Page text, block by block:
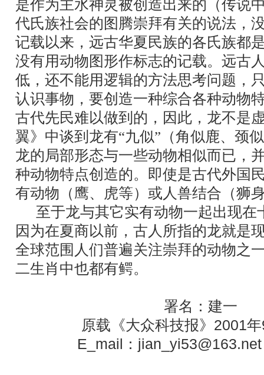
是作为主水神灵被创造出来的（传说
代氏族社会的图腾崇拜有关的说法，
记载以来，远古华夏民族的各氏族都
没有用动物图形作标志的记载。远古
低，还不能用逻辑的方法思考问题，
认识事物，要创造一种综合各种动物
古代先民难以做到的，因此，龙不是
翼》中谈到龙有“九似”（角似鹿、颈
龙的局部形态与一些动物相似而已，
种动物特点创造的。即使是古代外国
有动物（鹰、虎等）或人兽结合（狮
至于龙与其它实有动物一起出现在
因为在夏商以前，古人所指的龙就是
全球范围人们普遍关注崇拜的动物之
二生肖中也都有鳄。
署名：建一
原载《大众科技报》 2001年
E_mail
： jian_yi53@163.net